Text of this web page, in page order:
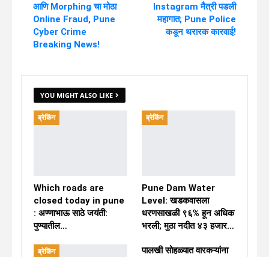
आणि Morphing चा मोठा
Online Fraud, Pune
Cyber Crime
Breaking News!
Instagram मैत्री पडली
महागात; Pune Police
कडून थरारक कारवाई!
YOU MIGHT ALSO LIKE
ब्रेकिंग
Which roads are
closed today in pune
: अण्णाभाऊ साठे जयंती:
पुण्यातील…
ब्रेकिंग
Pune Dam Water
Level: खडकवासला
धरणसाखळी ९६% हून अधिक
भरली; मुठा नदीत ४३ हजार…
ब्रेकिंग
पालखी सोहळ्यात वारकऱ्यांना